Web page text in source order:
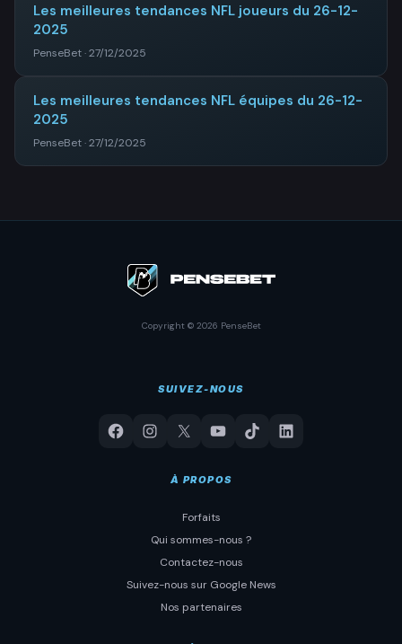
Les meilleures tendances NFL joueurs du 26-12-
2025
PenseBet · 27/12/2025
Les meilleures tendances NFL équipes du 26-12-
2025
PenseBet · 27/12/2025
Copyright © 2026 PenseBet
SUIVEZ-NOUS
À PROPOS
Forfaits
Qui sommes-nous ?
Contactez-nous
Suivez-nous sur Google News
Nos partenaires